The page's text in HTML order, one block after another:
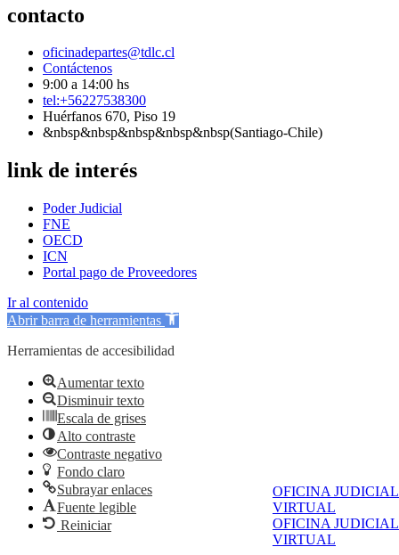
OFICINA JUDICIAL
VIRTUAL
OFICINA JUDICIAL
VIRTUAL
contacto
oficinadepartes@tdlc.cl
Contáctenos
9:00 a 14:00 hs
tel:+56227538300
Huérfanos 670, Piso 19
&nbsp&nbsp&nbsp&nbsp&nbsp(Santiago-Chile)
link de interés
Poder Judicial
FNE
OECD
ICN
Portal pago de Proveedores
Ir al contenido
Abrir barra de herramientas
Herramientas de accesibilidad
Aumentar texto
Disminuir texto
Escala de grises
Alto contraste
Contraste negativo
Fondo claro
Subrayar enlaces
Fuente legible
Reiniciar